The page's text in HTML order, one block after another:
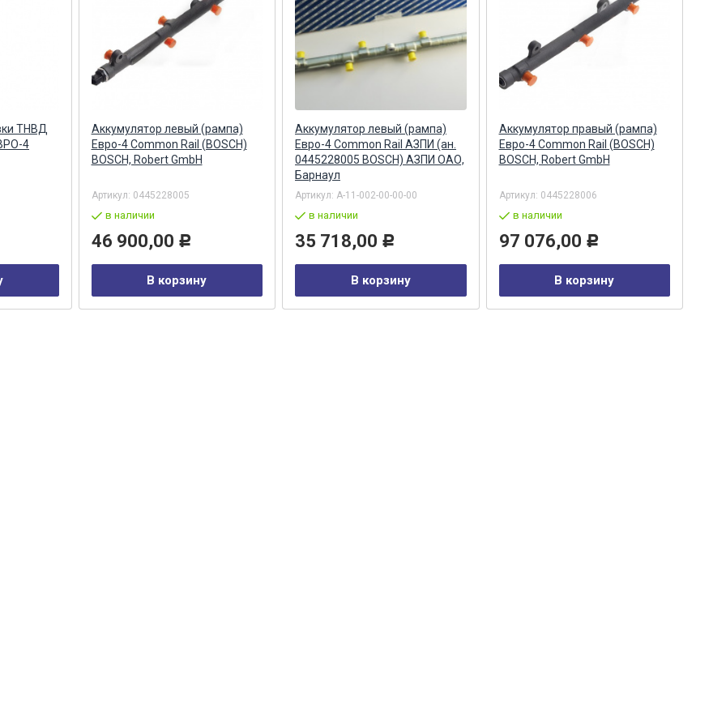
ТНВД
4
Аккумулятор левый (рампа)
Евро-4 Common Rail (BOSCH)
BOSCH, Robert GmbH
Артикул: 0445228005
в наличии
46 900,00 Р
В корзину
Аккумулятор левый (рампа)
Евро-4 Common Rail АЗПИ (ан.
0445228005 BOSCH) АЗПИ ОАО,
Барнаул
Артикул: А-11-002-00-00-00
в наличии
35 718,00 Р
В корзину
Аккумулятор правый (рампа)
Евро-4 Common Rail (BOSCH)
BOSCH, Robert GmbH
Артикул: 0445228006
в наличии
97 076,00 Р
В корзину